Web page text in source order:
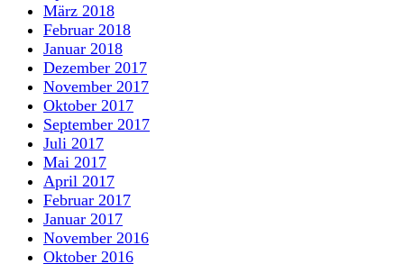
März 2018
Februar 2018
Januar 2018
Dezember 2017
November 2017
Oktober 2017
September 2017
Juli 2017
Mai 2017
April 2017
Februar 2017
Januar 2017
November 2016
Oktober 2016